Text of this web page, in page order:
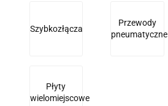
Szybkozłącza
Przewody
pneumatyczne
Płyty
wielomiejscowe